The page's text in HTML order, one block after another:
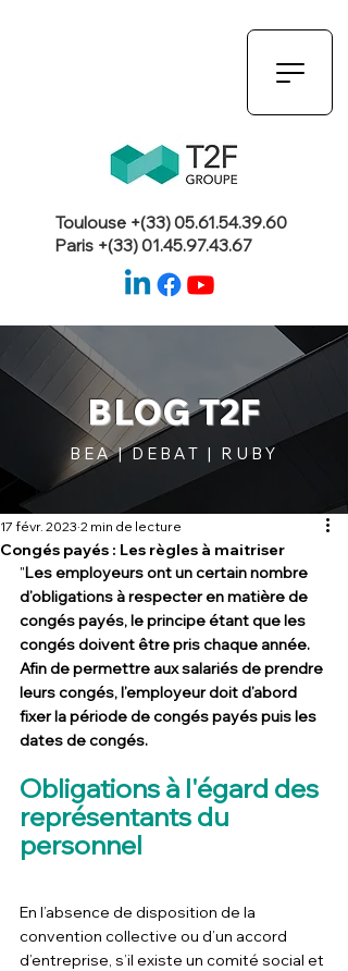
Toulouse +(33)05.61.54.39.60
Paris +(33)01.45.97.43.67
BLOG T2F
BEA | DEBAT | RUBY
Congés payés : Les règles à maitriser
17 févr. 2023 2 min de lecture
"Les employeurs ont un certain nombre
d’obligations à respecter en matière de
congés payés, le principe étant que les
congés doivent être pris chaque année.
Afin de permettre aux salariés de prendre
leurs congés, l’employeur doit d’abord
fixer la période de congés payés puis les
dates de congés.
Obligations à l'égard des
représentants du
personnel
En l’absence de disposition de la
convention collective ou d’un accord
d’entreprise, s’il existe un comité social et